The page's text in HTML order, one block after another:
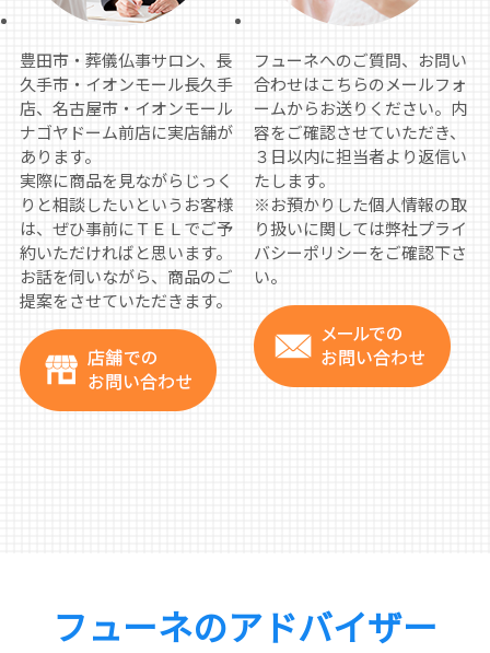
豊田市・葬儀仏事サロン、長
久手市・イオンモール長久手
店、名古屋市・イオンモール
ナゴヤドーム前店に実店舗が
あります。
実際に商品を見ながらじっく
りと相談したいというお客様
は、ぜひ事前にＴＥＬでご予
約いただければと思います。
お話を伺いながら、商品のご
提案をさせていただきます。
フューネへのご質問、お問い
合わせはこちらのメールフォ
ームからお送りください。内
容をご確認させていただき、
３日以内に担当者より返信い
たします。
※お預かりした個人情報の取
り扱いに関しては弊社プライ
バシーポリシーをご確認下さ
い。
フューネのアドバイザー